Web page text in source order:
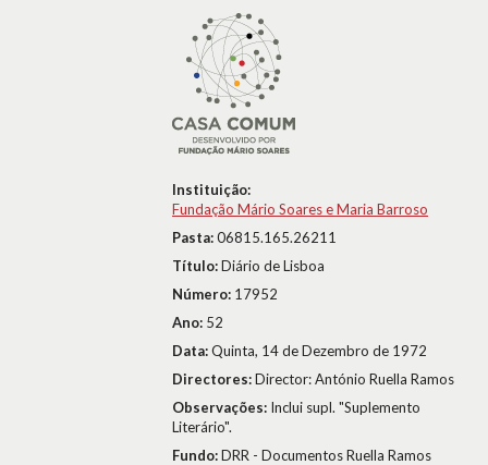
Instituição:
Fundação Mário Soares e Maria Barroso
Pasta:06815.165.26211
Título:Diário de Lisboa
Número: 17952
Ano: 52
Data:Quinta, 14 de Dezembro de 1972
Directores:Director: António Ruella Ramos
Observações: Inclui supl. "Suplemento
Literário".
Fundo:DRR - Documentos Ruella Ramos